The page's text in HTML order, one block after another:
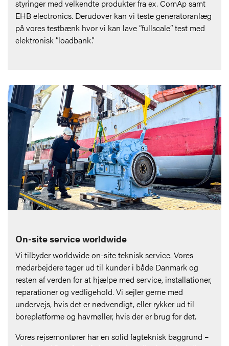
styringer med velkendte produkter fra ex. ComAp samt
EHB electronics. Derudover kan vi teste generatoranlæg
på vores testbænk hvor vi kan lave ”fullscale” test med
elektronisk ”loadbank”.
On-site service worldwide
Vi tilbyder worldwide on-site teknisk service. Vores
medarbejdere tager ud til kunder i både Danmark og
resten af verden for at hjælpe med service, installationer,
reparationer og vedligehold. Vi sejler gerne med
undervejs, hvis det er nødvendigt, eller rykker ud til
boreplatforme og havmøller, hvis der er brug for det.
Vores rejsemontører har en solid fagteknisk baggrund –